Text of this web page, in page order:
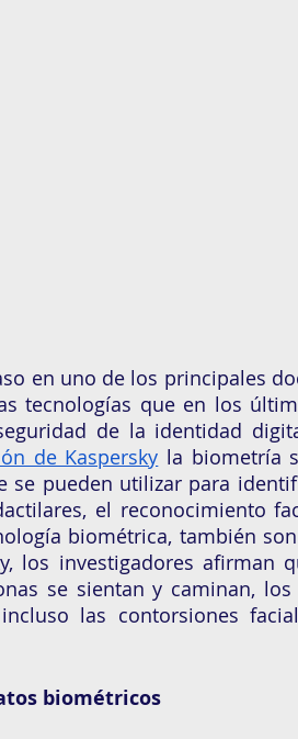
en uno de los principales
tecnologías que en los
de la identidad
de Kaspersky la biometría
se pueden utilizar para
el reconocimiento
biométrica, también
los investigadores
se sientan y caminan,
las contorsiones
biométricos